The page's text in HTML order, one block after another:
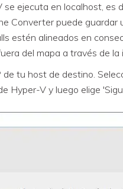
se ejecuta en localhost,
Converter puede
estén alineados en
del mapa a través de
tu host de destino.
Hyper-V y luego elige